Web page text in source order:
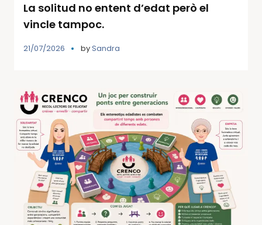
La solitud no entent d’edat però el
vincle tampoc.
21/07/2026 bySandra